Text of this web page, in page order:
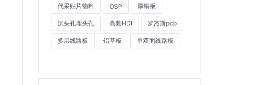
代采贴片物料 OSP 厚铜板
沉头孔埋头孔 高频HDI 罗杰斯pcb
多层线路板 铝基板 单双面线路板